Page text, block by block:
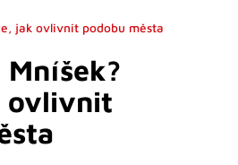
jak ovlivnit podobu města
Mníšek?
ovlivnit